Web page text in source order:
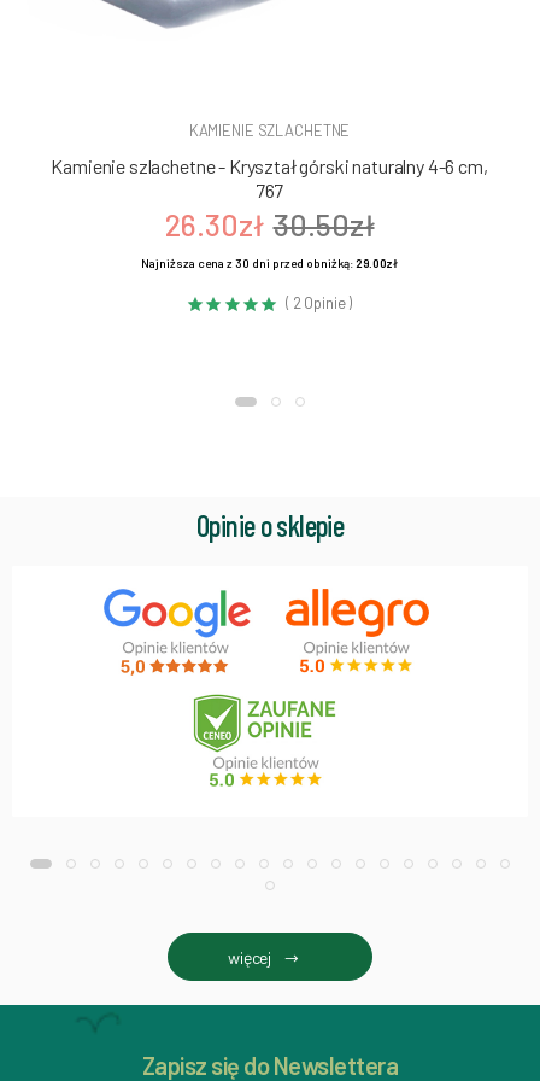
KAMIENIE SZLACHETNE
Kamienie szlachetne - Kryształ górski naturalny 4-6 cm,
767
26.30zł 30.50zł
Najniższa cena z 30 dni przed obniżką:29.00zł
( 2 Opinie )
Opinie o sklepie
więcej
Zapisz się do Newslettera